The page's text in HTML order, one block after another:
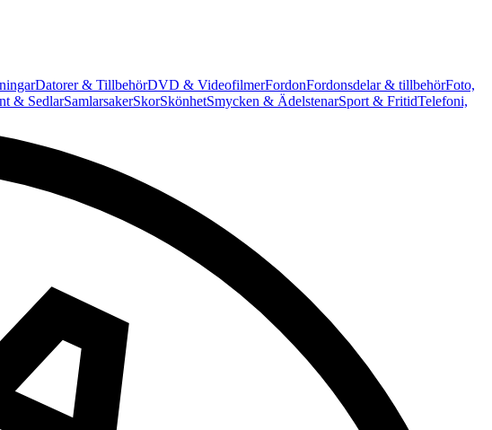
Datorer & TillbehörDVD & VideofilmerFordonFordonsdelar & tillbehörFoto,
& SedlarSamlarsakerSkorSkönhetSmycken & ÄdelstenarSport & FritidTelefoni,